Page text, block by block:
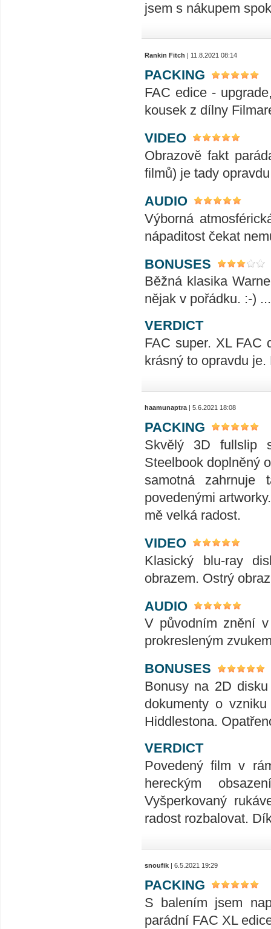
jsem s nákupem
Rankin Fitch | 11.8.2021 08:14
PACKING
FAC edice -
kousek z dílny
VIDEO
Obrazově fakt
filmů) je tady
AUDIO
Výborná
nápaditost čekat
BONUSES
Běžná klasika
nějak v pořádku. :-)
VERDICT
FAC super. XL FAC
krásný to opravdu
haamunaptra | 5.6.2021 18:08
PACKING
Skvělý 3D fullslip
Steelbook doplněný
samotná
povedenými
mě velká radost.
VIDEO
Klasický blu-ray
obrazem. Ostrý
AUDIO
V původním znění
prokresleným
BONUSES
Bonusy na 2D
dokumenty o
Hiddlestona.
VERDICT
Povedený film v
hereckým
Vyšperkovaný
radost rozbalovat.
snoufik | 6.5.2021 19:29
PACKING
S balením jsem
parádní FAC XL